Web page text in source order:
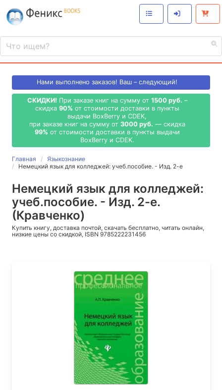
Нами выполнено заказов! Ваш – следующий!
СКИДКИ! При заказе книг на сумму от 1500 руб. –
скидка 90% от стоимости доставки в пункты
выдачи BoxBerry и CDEK,
при заказе книг на сумму от 3000 руб. — скидка
99% от стоимости доставки в пункты выдачи
BoxBerry и CDEK.
Главная
Языкознание
Немецкий язык для колледжей: учеб.пособие. - Изд. 2-е
Немецкий язык для колледжей:
учеб.пособие. - Изд. 2-е.
(Кравченко)
Купить книгу, доставка почтой, скачать бесплатно, читать онлайн,
низкие цены со скидкой, ISBN 9785222231456